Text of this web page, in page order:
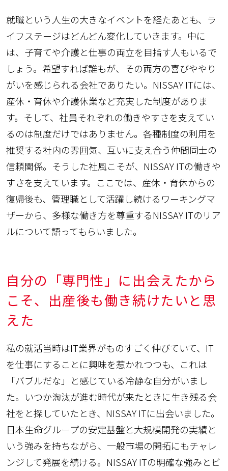
就職という人生の大きなイベントを経たあとも、ラ
イフステージはどんどん変化していきます。中に
は、子育てや介護と仕事の両立を目指す人もいるで
しょう。希望すれば誰もが、その両方の喜びややり
がいを感じられる会社でありたい。NISSAY ITには、
産休・育休や介護休業など充実した制度がありま
す。そして、社員それぞれの働きやすさを支えてい
るのは制度だけではありません。各種制度の利用を
推奨する社内の雰囲気、互いに支え合う仲間同士の
信頼関係。そうした社風こそが、NISSAY ITの働きや
すさを支えています。ここでは、産休・育休からの
復帰後も、管理職として活躍し続けるワーキングマ
ザーから、多様な働き方を尊重するNISSAY ITのリア
ルについて語ってもらいました。
自分の「専門性」に出会えたから
こそ、出産後も働き続けたいと思
えた
私の就活当時はIT業界がものすごく伸びていて、IT
を仕事にすることに興味を惹かれつつも、これは
「バブルだな」と感じている冷静な自分がいまし
た。いつか淘汰が進む時代が来たときに生き残る会
社をと探していたとき、NISSAY ITに出会いました。
日本生命グループの安定基盤と大規模開発の実績と
いう強みを持ちながら、一般市場の開拓にもチャレ
ンジして発展を続ける。NISSAY ITの明確な強みとビ